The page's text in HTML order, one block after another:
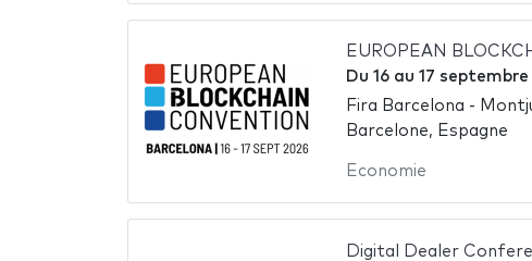
EUROPEAN
Du 16au 17
Fira Barcelona -
Barcelone, Espagne
Economie
Digital Dealer